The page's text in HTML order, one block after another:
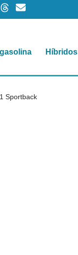
Híbridos
Sportback